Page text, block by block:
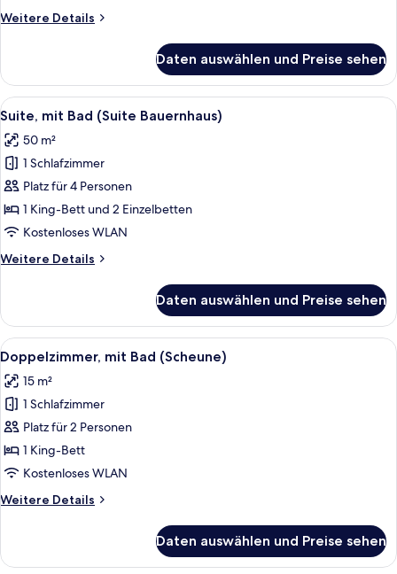
)Weitere Details
Weitere
mit
Bad
(Suite
Daten auswählen und Preise sehen
Alle
Fotos
für
Suite,
mit
Bad
(Suite
anzeigen
Ein modernes Hotelzimmer mit
18
Suite, mit Bad (Suite Bauernhaus)
50 m²
1 Schlafzimmer
Platz für 4 Personen
1 King-Bett und 2 Einzelbetten
Kostenloses WLAN
Weitere Details
Weitere
mit
Bad
(Suite
Bauernhaus)
Daten auswählen und Preise sehen
Alle
Fotos
für
Doppelzimmer,
mit
Bad
(Scheune)
Ein Hotelzimmer mit Bett,
15
Doppelzimmer, mit Bad (Scheune)
15 m²
1 Schlafzimmer
Platz für 2 Personen
1 King-Bett
Kostenloses WLAN
Weitere Details
Weitere
mit
Daten auswählen und Preise sehen